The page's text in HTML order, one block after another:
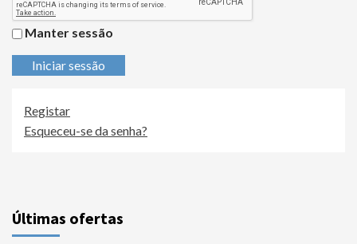
Manter sessão
Iniciar sessão
Registar
Esqueceu-se da senha?
Últimas ofertas